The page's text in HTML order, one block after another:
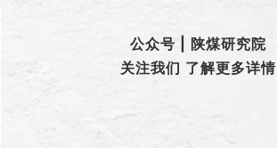
公众号 | 陕煤研究院
关注我们 了解更多详情